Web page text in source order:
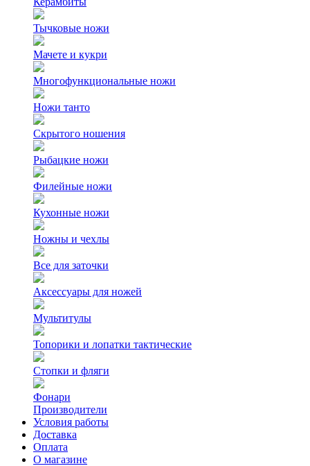
Тычковые ножи
Мачете и кукри
Многофункциональные ножи
Ножи танто
Скрытого ношения
Рыбацкие ножи
Филейные ножи
Кухонные ножи
Ножны и чехлы
Все для заточки
Аксессуары для ножей
Мультитулы
Топорики и лопатки тактические
Стопки и фляги
Фонари
Производители
Условия работы
Доставка
Оплата
О магазине